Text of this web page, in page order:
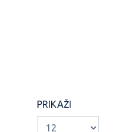
PRIKAŽI